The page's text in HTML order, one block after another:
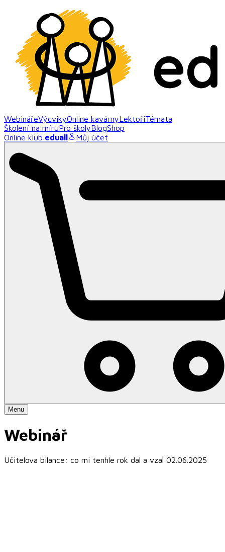
WebinářeVýcvikyOnline kavárnyLektořiTémata
Školení na míruPro školyBlogShop
Online klub eduall Můj účet
Menu
Webinář
Učitelova bilance: co mi tenhle rok dal a vzal 02.06.2025